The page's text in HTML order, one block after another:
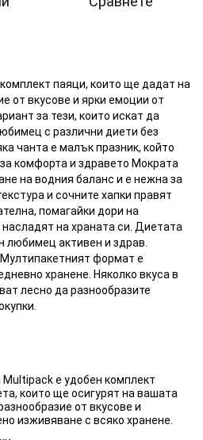
паяци, които ще дадат на
от вкусове и ярки емоции от
за тези, които искат да
с различни диети без
чанта е малък празник, който
комфорта и здравето Мократа
на водния баланс и е нежна за
и сочните хапки правят
помагайки дори на
на храната си. Диетата
активен и здрав.
формат е
хранене. Няколко вкуса в
лесно да разнообразите
е удобен комплект
които ще осигурят на вашата
от вкусове и
изживяване с всяко хранене.